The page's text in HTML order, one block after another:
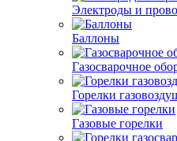
Электроды и
Баллоны
Газосварочное
Горелки
Газовые горелки